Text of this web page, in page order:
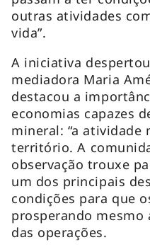
outras atividades
vida”.
A iniciativa
mediadora Maria
destacou a
economias capazes
mineral: “a
território. A
observação trouxe
um dos principais
condições para que
prosperando mesmo
das operações.